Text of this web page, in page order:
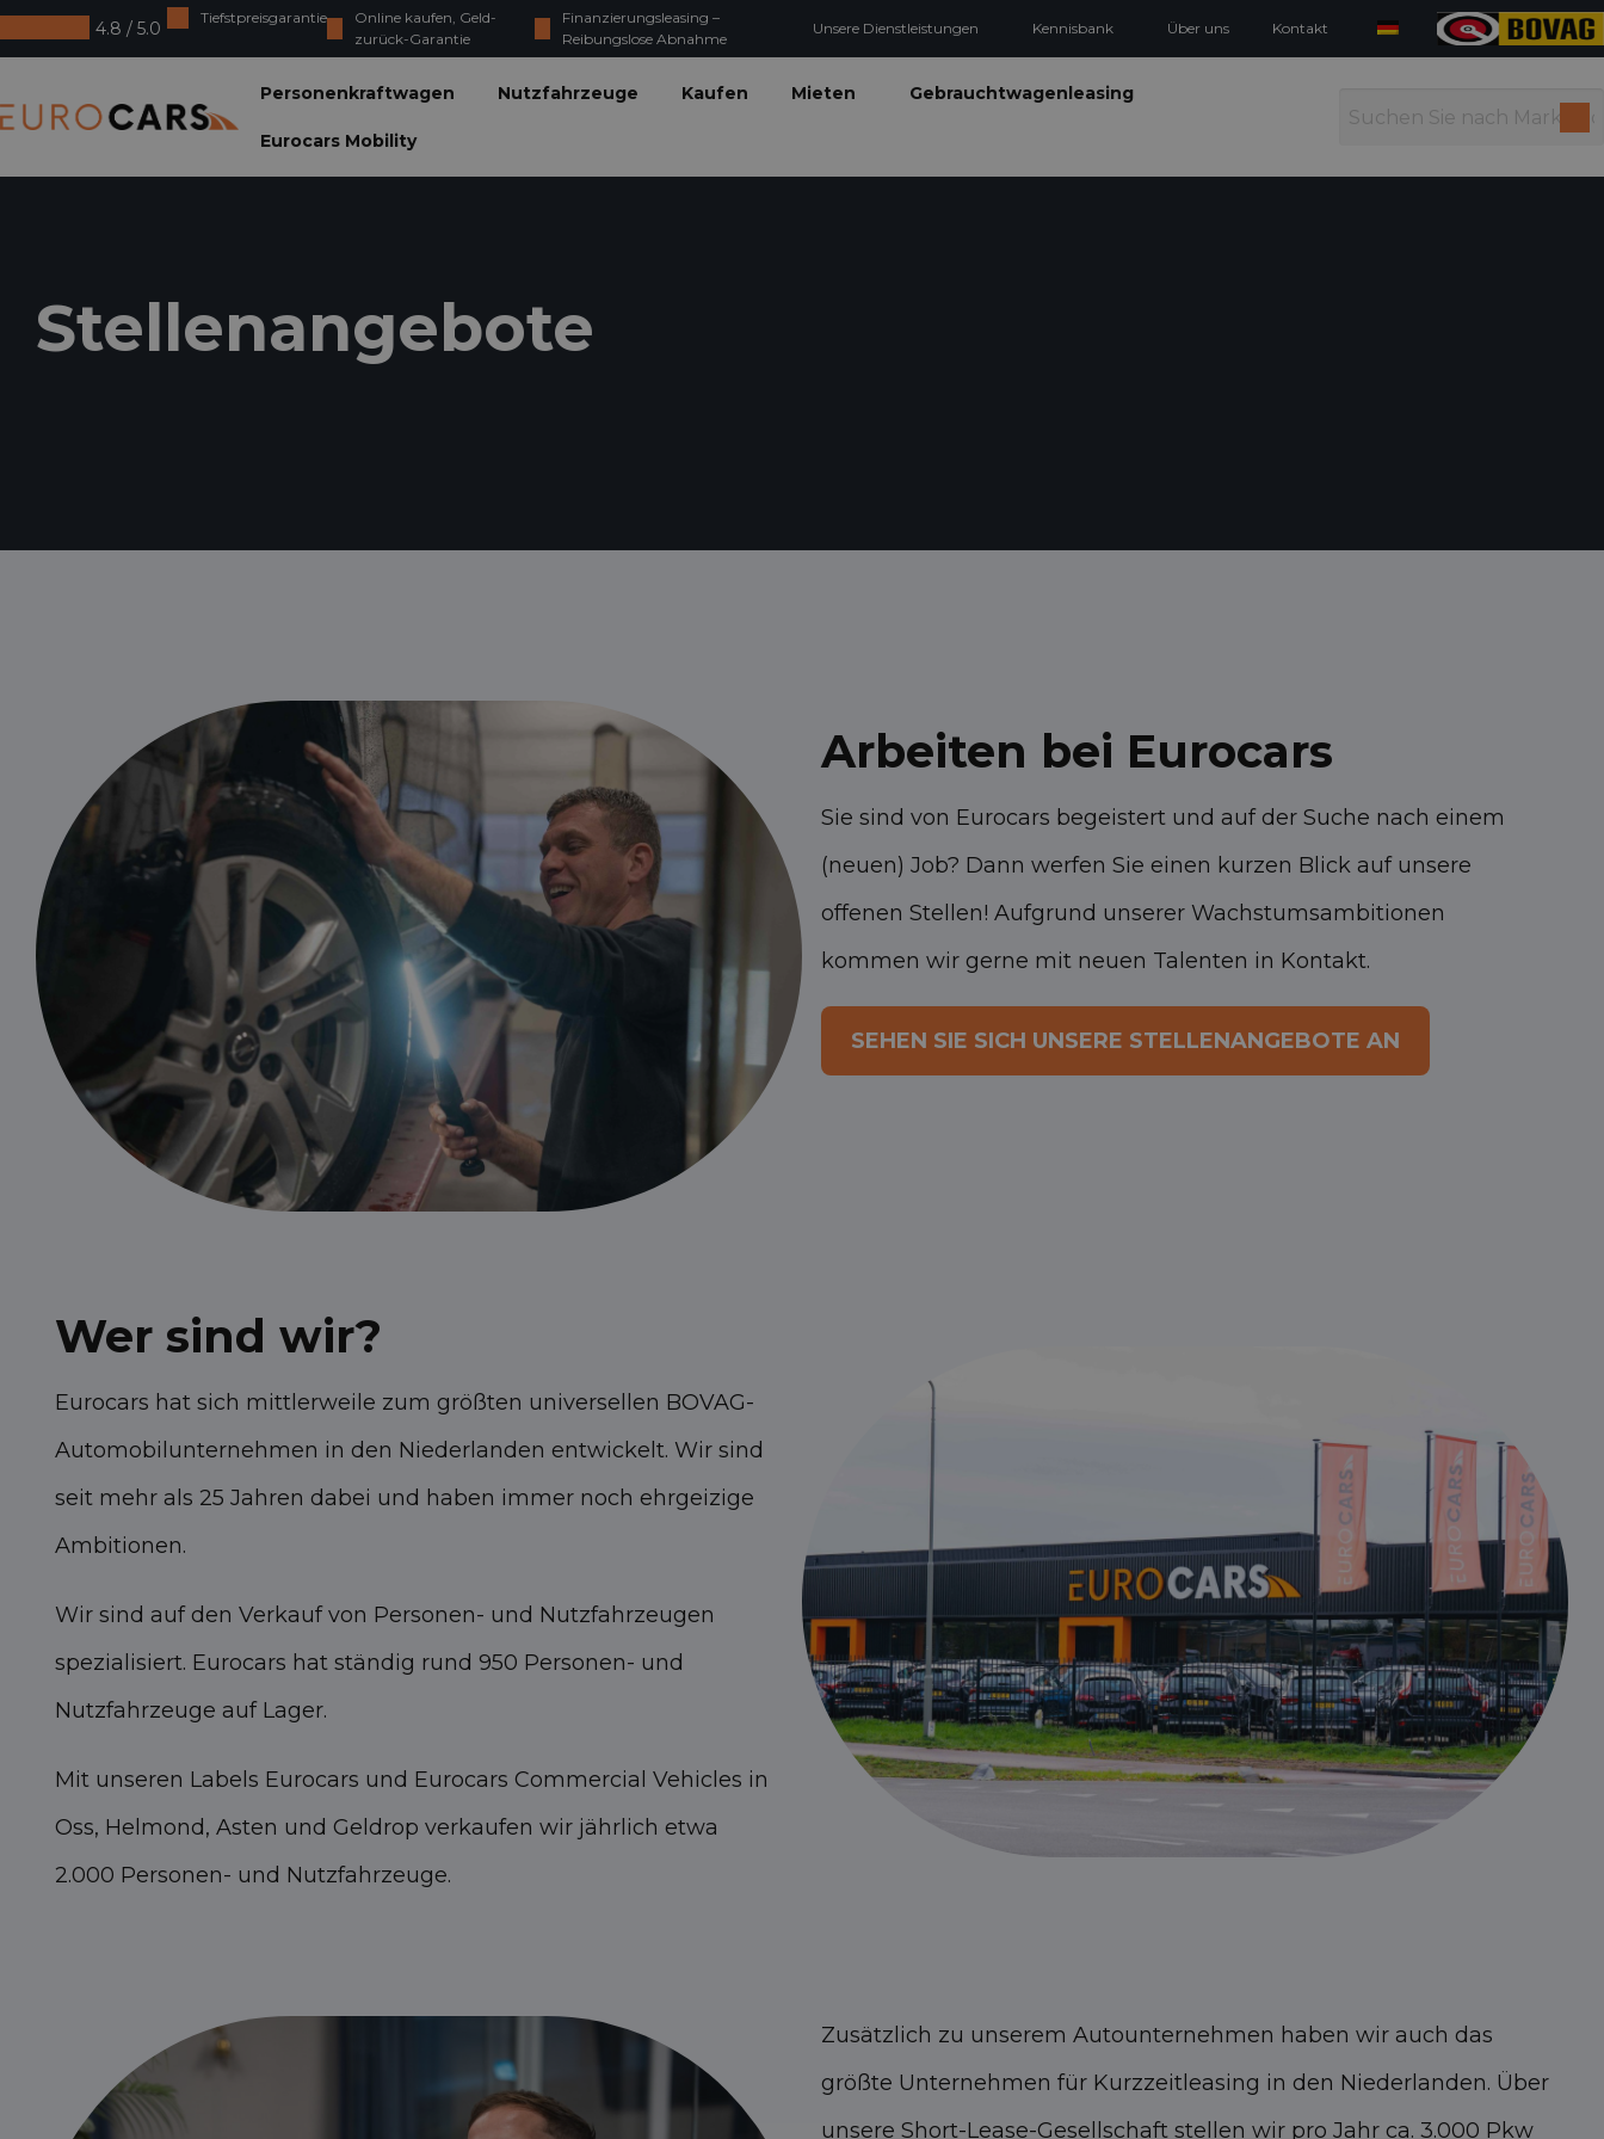
4.8 / 5.0 Tiefstpreisgarantie
Online kaufen, Geld-
zurück-Garantie
Finanzierungsleasing –
Reibungslose Abnahme
Unsere Dienstleistungen Kennisbank Über uns Kontakt
Eurocars
Personenkraftwagen Nutzfahrzeuge Kaufen Mieten Gebrauchtwagenleasing
Eurocars Mobility
Stellenangebote
Arbeiten bei Eurocars
Sie sind von Eurocars begeistert und auf der Suche nach einem
(neuen) Job? Dann werfen Sie einen kurzen Blick auf unsere
offenen Stellen! Aufgrund unserer Wachstumsambitionen
kommen wir gerne mit neuen Talenten in Kontakt.
SEHEN SIE SICH UNSERE STELLENANGEBOTE AN
Wer sind wir?
Eurocars hat sich mittlerweile zum größten universellen BOVAG-
Automobilunternehmen in den Niederlanden entwickelt. Wir sind
seit mehr als 25 Jahren dabei und haben immer noch ehrgeizige
Ambitionen.
Wir sind auf den Verkauf von Personen- und Nutzfahrzeugen
spezialisiert. Eurocars hat ständig rund 950 Personen- und
Nutzfahrzeuge auf Lager.
Mit unseren Labels Eurocars und Eurocars Commercial Vehicles in
Oss, Helmond, Asten und Geldrop verkaufen wir jährlich etwa
2.000 Personen- und Nutzfahrzeuge.
Zusätzlich zu unserem Autounternehmen haben wir auch das
größte Unternehmen für Kurzzeitleasing in den Niederlanden. Über
unsere Short-Lease-Gesellschaft stellen wir pro Jahr ca. 3.000 Pkw